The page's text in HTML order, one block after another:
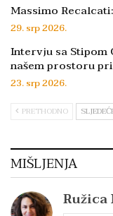
Massimo
29. srp 2026.
Intervju sa Stipom
našem prostoru
23. srp 2026.
PRETHODNO
MIŠLJENJA